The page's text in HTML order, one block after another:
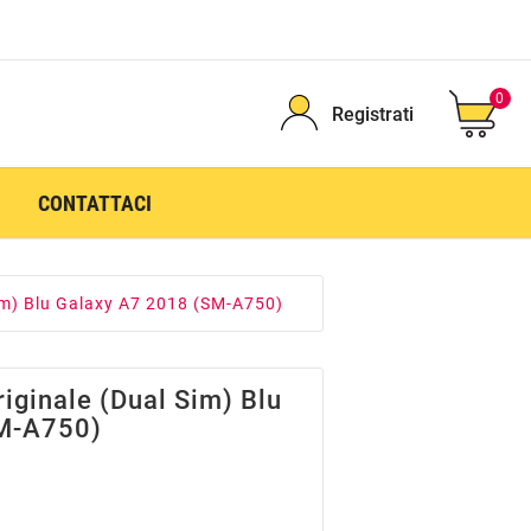
Registrati
0
CONTATTACI
Blu Galaxy A7 2018 (SM-A750)
(Dual Sim) Blu
A750)